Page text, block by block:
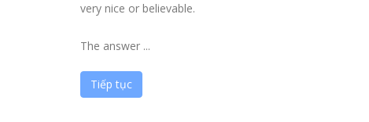
very nice or believable.
The answer ...
Tiếp tục